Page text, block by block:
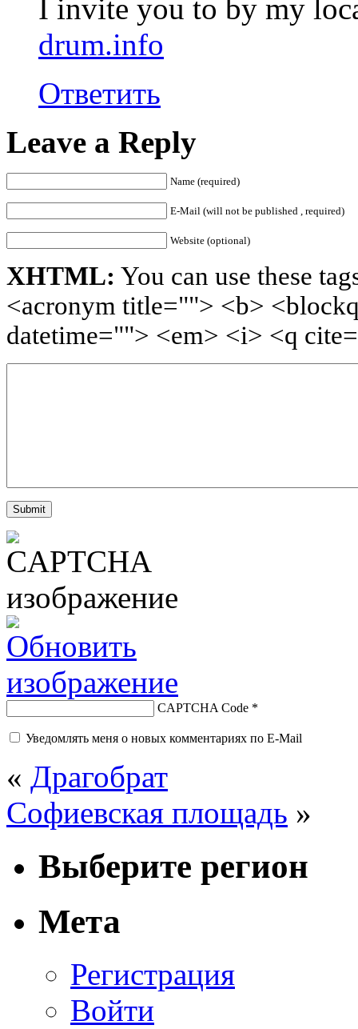
I invite you to by my
drum.info
Ответить
Leave a Reply
Name (required)
E-Mail (will not be published , required)
Website (optional)
XHTML: You can use these
<acronym title=""> <b>
datetime=""> <em> <i> <q
CAPTCHA Code *
Уведомлять меня о новых комментариях по E-Mail
« Драгобрат
Софиевская площадь »
Выберите регион
Мета
Регистрация
Войти